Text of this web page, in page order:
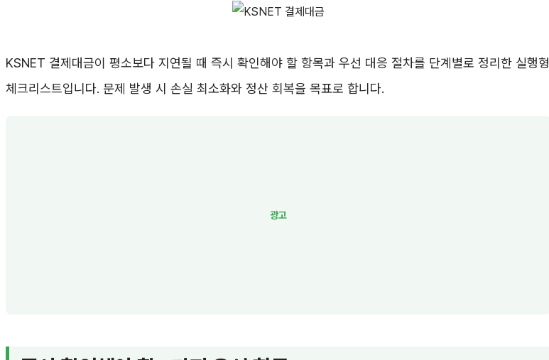
KSNET 결제대금이 평소보다 지연될 때 즉시 확인해야 할 항목과 우선 대응 절차를 단계별로 정리한 실행형
체크리스트입니다. 문제 발생 시 손실 최소화와 정산 회복을 목표로 합니다.